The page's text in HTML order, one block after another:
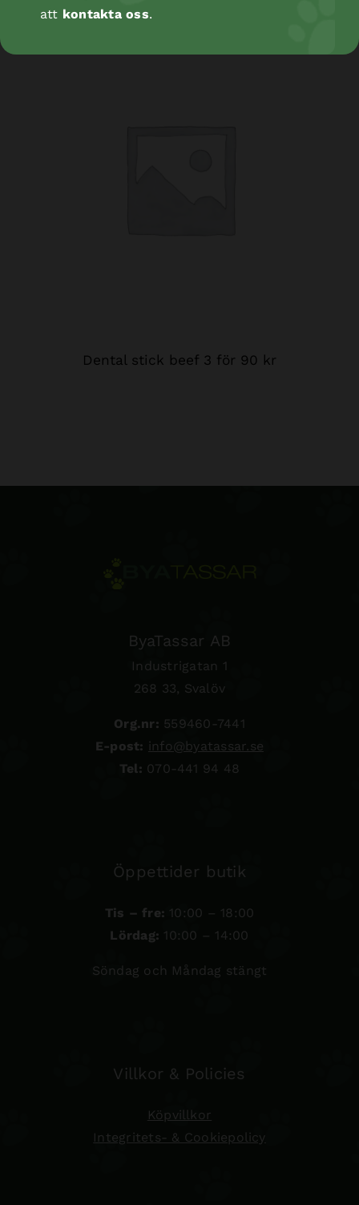
Dental stick beef 3 för 90 kr
ByaTassar AB
Industrigatan 1
268 33, Svalöv
Org.nr: 559460-7441
E-post: info@byatassar.se
Tel: 070-441 94 48
Öppettider butik
Tis – fre: 10:00 – 18:00
Lördag: 10:00 – 14:00
Söndag och Måndag stängt
Villkor & Policies
Köpvillkor
Integritets- & Cookiepolicy
att kontakta oss.